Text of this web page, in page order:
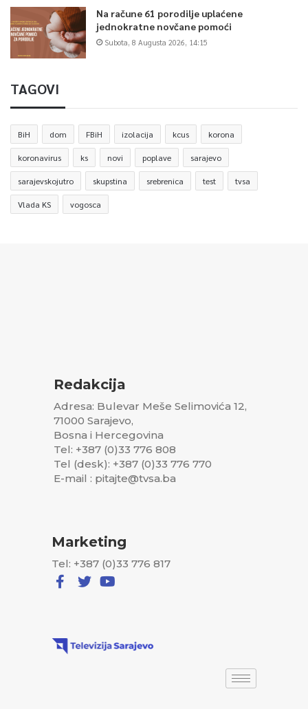
Na račune 61 porodilje uplaćene
jednokratne novčane pomoći
Subota, 8 Augusta 2026, 14:15
TAGOVI
BiH dom FBiH izolacija kcus korona
koronavirus ks novi poplave sarajevo
sarajevskojutro skupstina srebrenica test tvsa
Vlada KS vogosca
Redakcija
Adresa: Bulevar Meše Selimovića 12,
71000 Sarajevo,
Bosna i Hercegovina
Tel: +387 (0)33 776 808
Tel (desk): +387 (0)33 776 770
E-mail : pitajte@tvsa.ba
Marketing
Tel: +387 (0)33 776 817